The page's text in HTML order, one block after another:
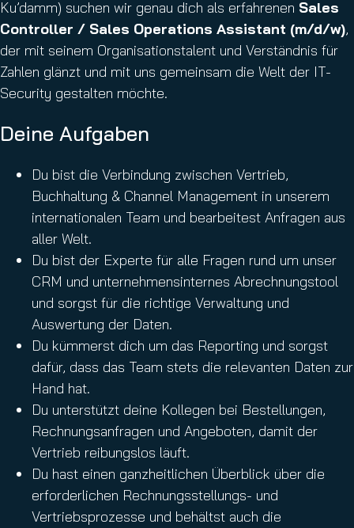
Ku’damm) suchen wir genau dich als erfahrenen Sales
Controller / Sales Operations Assistant (m/d/w),
der mit seinem Organisationstalent und Verständnis für
Zahlen glänzt und mit uns gemeinsam die Welt der IT-
Security gestalten möchte.
Deine Aufgaben
Du bist die Verbindung zwischen Vertrieb,
Buchhaltung & Channel Management in unserem
internationalen Team und bearbeitest Anfragen aus
aller Welt.
Du bist der Experte für alle Fragen rund um unser
CRM und unternehmensinternes Abrechnungstool
und sorgst für die richtige Verwaltung und
Auswertung der Daten.
Du kümmerst dich um das Reporting und sorgst
dafür, dass das Team stets die relevanten Daten zur
Hand hat.
Du unterstützt deine Kollegen bei Bestellungen,
Rechnungsanfragen und Angeboten, damit der
Vertrieb reibungslos läuft.
Du hast einen ganzheitlichen Überblick über die
erforderlichen Rechnungsstellungs- und
Vertriebsprozesse und behältst auch die